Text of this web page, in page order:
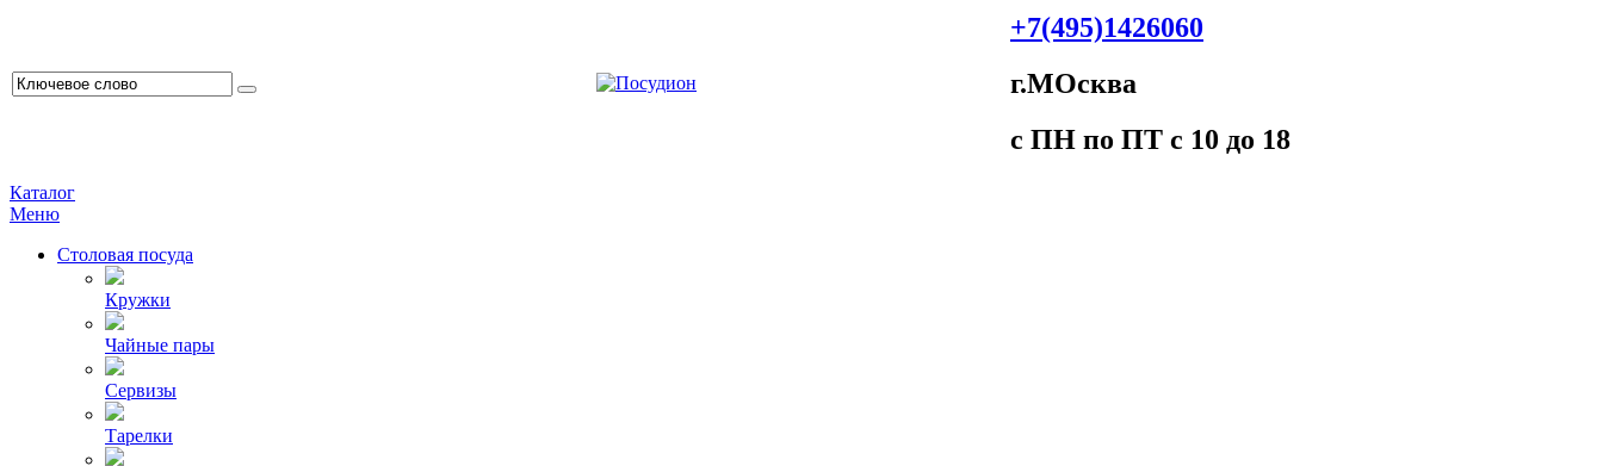
+7(495)1426060
г.МOсква
c ПH пo ПT c 10 до 18
Каталог
Меню
Столовая посуда
Кружки
Чайные пары
Сервизы
Тарелки